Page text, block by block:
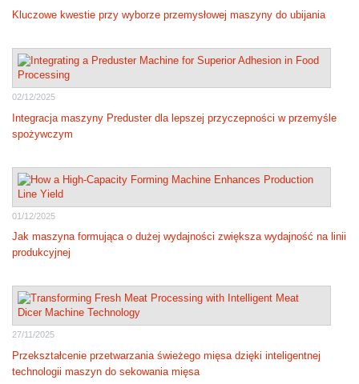
Kluczowe kwestie przy wyborze przemysłowej maszyny do ubijania
02/12/2025
Integracja maszyny Preduster dla lepszej przyczepności w przemyśle
spożywczym
01/12/2025
Jak maszyna formująca o dużej wydajności zwiększa wydajność na linii
produkcyjnej
27/11/2025
Przekształcenie przetwarzania świeżego mięsa dzięki inteligentnej
technologii maszyn do sekowania mięsa